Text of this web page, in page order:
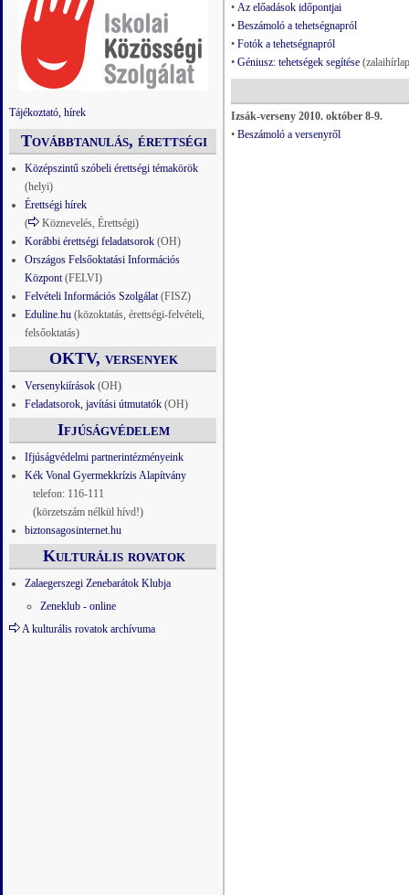
Tájékoztató, hírek
Továbbtanulás, érettségi
Középszintű szóbeli érettségi témakörök
(helyi)
Érettségi hírek
(
Köznevelés, Érettségi)
Korábbi érettségi feladatsorok (OH)
Országos Felsőoktatási Információs
Központ(FELVI)
Felvételi Információs Szolgálat(FISZ)
Eduline.hu (közoktatás, érettségi-felvételi,
felsőoktatás)
OKTV, versenyek
Versenykiírások (OH)
Feladatsorok, javítási útmutatók (OH)
Ifjúságvédelem
Ifjúságvédelmi partnerintézményeink
Kék Vonal Gyermekkrízis Alapítvány
telefon: 116-111
(körzetszám nélkül hívd!)
biztonsagosinternet.hu
Kulturális rovatok
Zalaegerszegi Zenebarátok Klubja
Zeneklub - online
A kulturális rovatok archívuma
• Az előadások időpontjai
• Beszámoló a tehetségnapról
• Fotók a tehetségnapról
• Géniusz: tehetségek segítése
Izsák-verseny 2010. október 8-9.
• Beszámoló a versenyről